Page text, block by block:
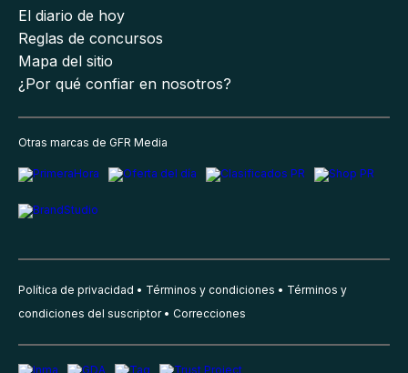
El diario de hoy
Reglas de concursos
Mapa del sitio
¿Por qué confiar en nosotros?
Otras marcas de GFR Media
Política de privacidad Términos y condiciones
Términos y
condiciones del suscriptor
Correcciones